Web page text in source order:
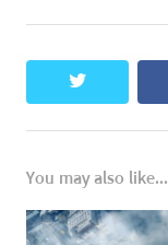
twitter
You may also like...